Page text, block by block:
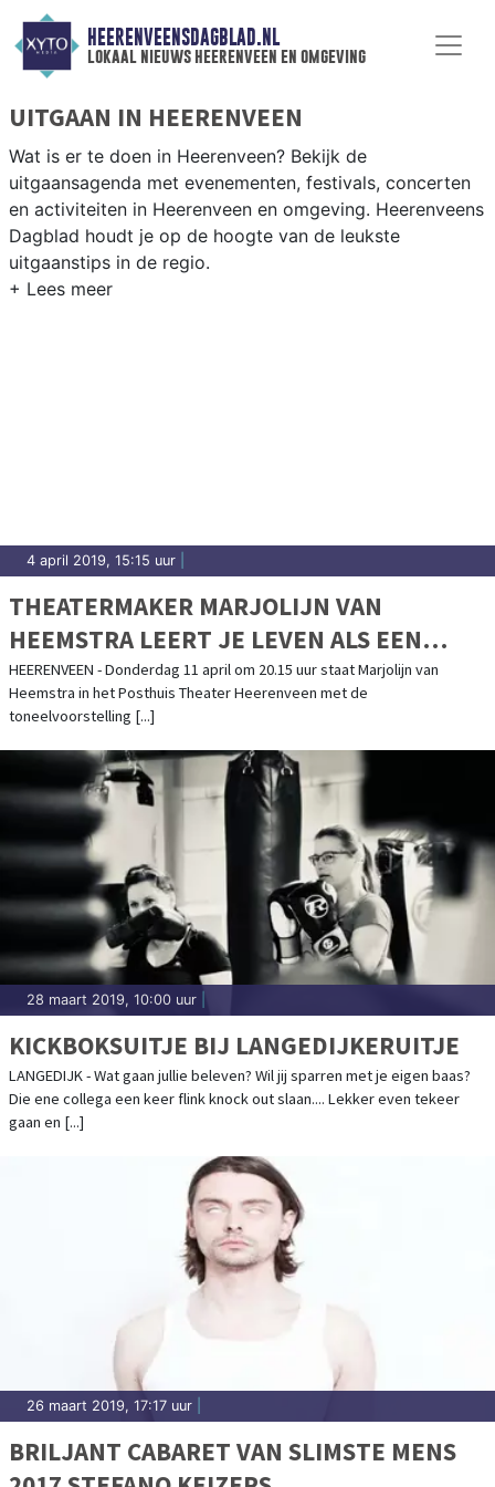
HEERENVEENSDAGBLAD.NL
lokaal nieuws heerenveen en omgeving
UITGAAN IN HEERENVEEN
Wat is er te doen in Heerenveen? Bekijk de
uitgaansagenda met evenementen, festivals, concerten
en activiteiten in Heerenveen en omgeving. Heerenveens
Dagblad houdt je op de hoogte van de leukste
uitgaanstips in de regio.
4 april 2019, 15:15 uur
THEATERMAKER MARJOLIJN VAN
HEEMSTRA LEERT JE LEVEN ALS EEN
ASTRONAUT
HEERENVEEN - Donderdag 11 april om 20.15 uur staat Marjolijn van
Heemstra in het Posthuis Theater Heerenveen met de
toneelvoorstelling [...]
28 maart 2019, 10:00 uur
KICKBOKSUITJE BIJ LANGEDIJKERUITJE
LANGEDIJK - Wat gaan jullie beleven? Wil jij sparren met je eigen baas?
Die ene collega een keer flink knock out slaan.... Lekker even tekeer
gaan en [...]
26 maart 2019, 17:17 uur
BRILJANT CABARET VAN SLIMSTE MENS